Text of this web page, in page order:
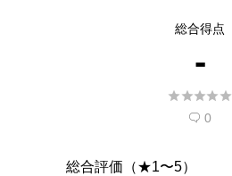
総合得点
-

 0
総合評価（★1〜5）